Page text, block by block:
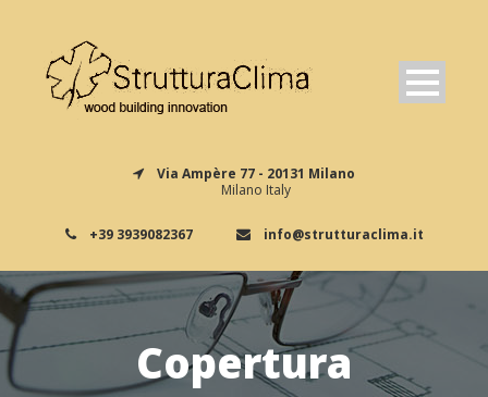
Via Ampère 77 - 20131 Milano
Milano Italy
+39 3939082367 info@strutturaclima.it
Copertura